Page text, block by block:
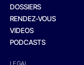
DOSSIERS
RENDEZ-VOUS
VIDEOS
PODCASTS
LEGAL